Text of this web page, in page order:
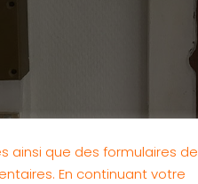
ainsi que des formulaires de
En continuant votre